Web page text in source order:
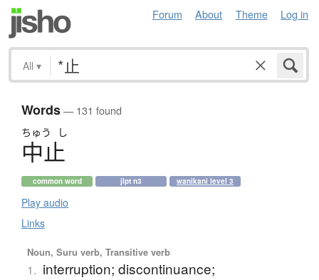
Forum About Theme Log in
All ▾
Words— 131 found
ちゅう し
中止
common word jlpt n3 wanikani level 3
Play audio
Links
Noun, Suru verb, Transitive verb
1. interruption; discontinuance;